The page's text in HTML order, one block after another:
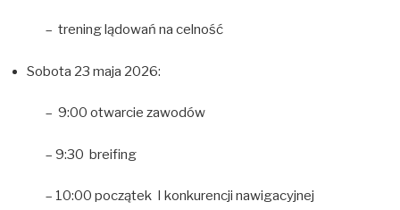
– trening lądowań na celność
Sobota 23 maja 2026:
– 9:00 otwarcie zawodów
– 9:30 breifing
– 10:00 początek I konkurencji nawigacyjnej